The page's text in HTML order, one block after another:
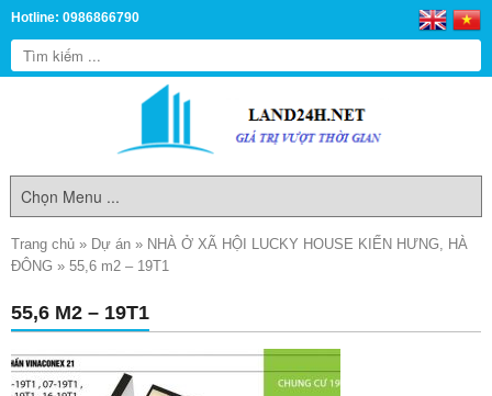
Hotline: 0986866790
Trang chủ » Dự án » NHÀ Ở XÃ HỘI LUCKY HOUSE KIẾN HƯNG, HÀ
ĐÔNG » 55,6 m2 – 19T1
55,6 M2 – 19T1